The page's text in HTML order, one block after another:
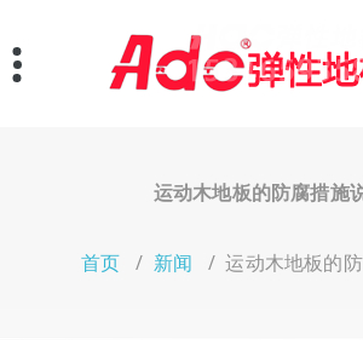
至
正
运动木地板的防腐措施
首页 / 新闻 /运动木地板的